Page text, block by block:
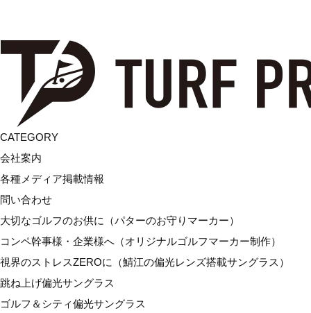
CATEGORY
会社案内
各種メディア掲載情報
問い合わせ
大切なゴルフのお供に（パターのお守りマーカー）
コンペ幹事様・企業様へ（オリジナルゴルフマーカー制作）
視界のストレスZEROに（鯖江の偏光レンズ搭載サングラス）
跳ね上げ偏光サングラス
ゴルフ＆シティ偏光サングラス